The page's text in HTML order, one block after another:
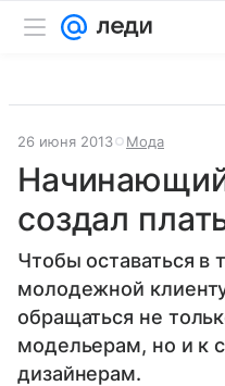
26 июня 2013 Мода
создал
Чтобы оставаться в
молодежной
обращаться не
модельерам, но и к
дизайнерам.